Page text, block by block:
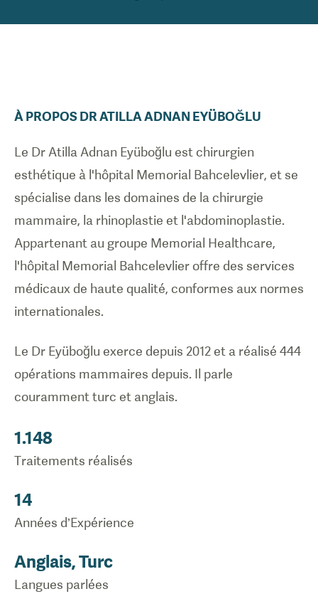
À PROPOSDRATILLA ADNAN EYÜBOĞLU
Le Dr Atilla Adnan Eyüboğlu est chirurgien
esthétique à l'hôpital Memorial Bahcelevlier, et se
spécialise dans les domaines de la chirurgie
mammaire, la rhinoplastie et l'abdominoplastie.
Appartenant au groupe Memorial Healthcare,
l'hôpital Memorial Bahcelevlier offre des services
médicaux de haute qualité, conformes aux normes
internationales.
Le Dr Eyüboğlu exerce depuis 2012 et a réalisé 444
opérations mammaires depuis. Il parle
couramment turc et anglais.
1.148
Traitements réalisés
14
Années d’Expérience
Anglais, Turc
Langues parlées